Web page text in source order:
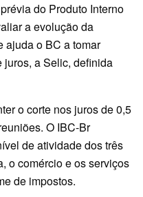
do Produto Interno
a evolução da
ajuda o BC a tomar
juros, a Selic, definida
o corte nos juros de 0,5
O IBC-Br
de atividade dos três
o comércio e os serviços
de impostos.